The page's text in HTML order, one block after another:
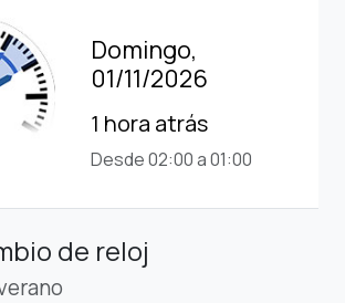
Domingo,
01/11/2026
1 hora atrás
Desde 02:00 a 01:00
de reloj